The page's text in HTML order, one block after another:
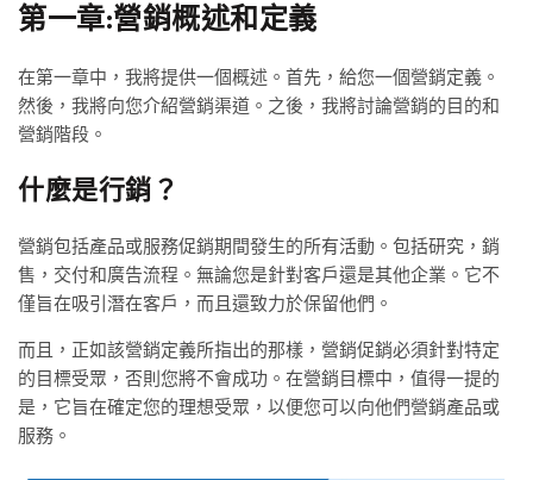
第一章:營銷概述和定義
在第一章中，我將提供一個概述。首先，給您一個營銷定義。
然後，我將向您介紹營銷渠道。之後，我將討論營銷的目的和
營銷階段。
什麼是行銷？
營銷包括產品或服務促銷期間發生的所有活動。包括研究，銷
售，交付和廣告流程。無論您是針對客戶還是其他企業。它不
僅旨在吸引潛在客戶，而且還致力於保留他們。
而且，正如該營銷定義所指出的那樣，營銷促銷必須針對特定
的目標受眾，否則您將不會成功。在營銷目標中，值得一提的
是，它旨在確定您的理想受眾，以便您可以向他們營銷產品或
服務。